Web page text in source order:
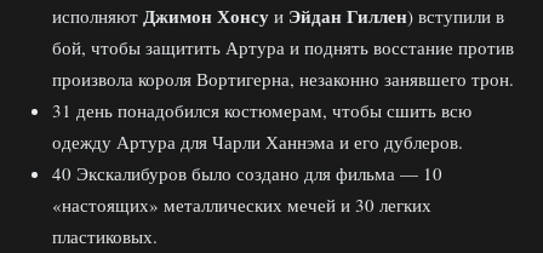
исполняют Джимон Хонсу и Эйдан Гиллен) вступили в
бой, чтобы защитить Артура и поднять восстание против
произвола короля Вортигерна, незаконно занявшего трон.
31 день понадобился костюмерам, чтобы сшить всю
одежду Артура для Чарли Ханнэма и его дублеров.
40 Экскалибуров было создано для фильма — 10
«настоящих» металлических мечей и 30 легких
пластиковых.